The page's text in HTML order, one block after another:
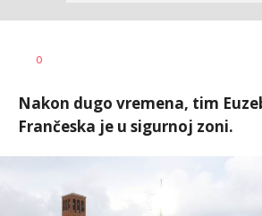
AUTOR
0
Nakon dugo vremena, tim
Frančeska je u sigurnoj zoni.